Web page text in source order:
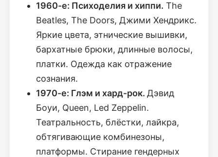
1960-е: Психоделия и хиппи. The
Beatles, The Doors, Джими Хендрикс.
Яркие цвета, этнические вышивки,
бархатные брюки, длинные волосы,
платки. Одежда как отражение
сознания.
1970-е: Глэм и хард-рок. Дэвид
Боуи, Queen, Led Zeppelin.
Театральность, блёстки, лайкра,
обтягивающие комбинезоны,
платформы. Стирание гендерных